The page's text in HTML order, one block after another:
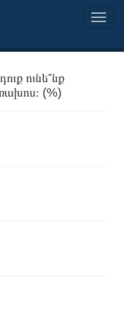
ունե՞նք
(%)